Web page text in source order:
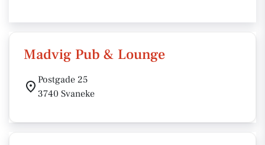
Madvig Pub & Lounge
Postgade 25
3740 Svaneke